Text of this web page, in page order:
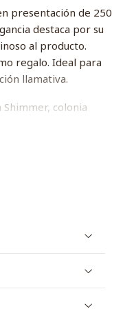
presentación de 250
destaca por su
al producto.
regalo. Ideal para
llamativa.
colonia